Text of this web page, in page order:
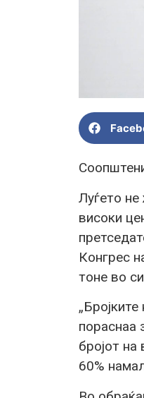
Луѓето не
високи
Конгрес
тоне во
пораснаа
бројот
60%